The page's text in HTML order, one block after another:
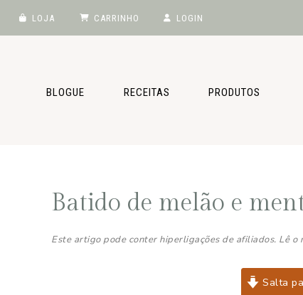
LOJA CARRINHO LOGIN
BLOGUE RECEITAS PRODUTOS
Batido de melão e
Este artigo pode conter hiperligações de afiliados. Lê o
Salta